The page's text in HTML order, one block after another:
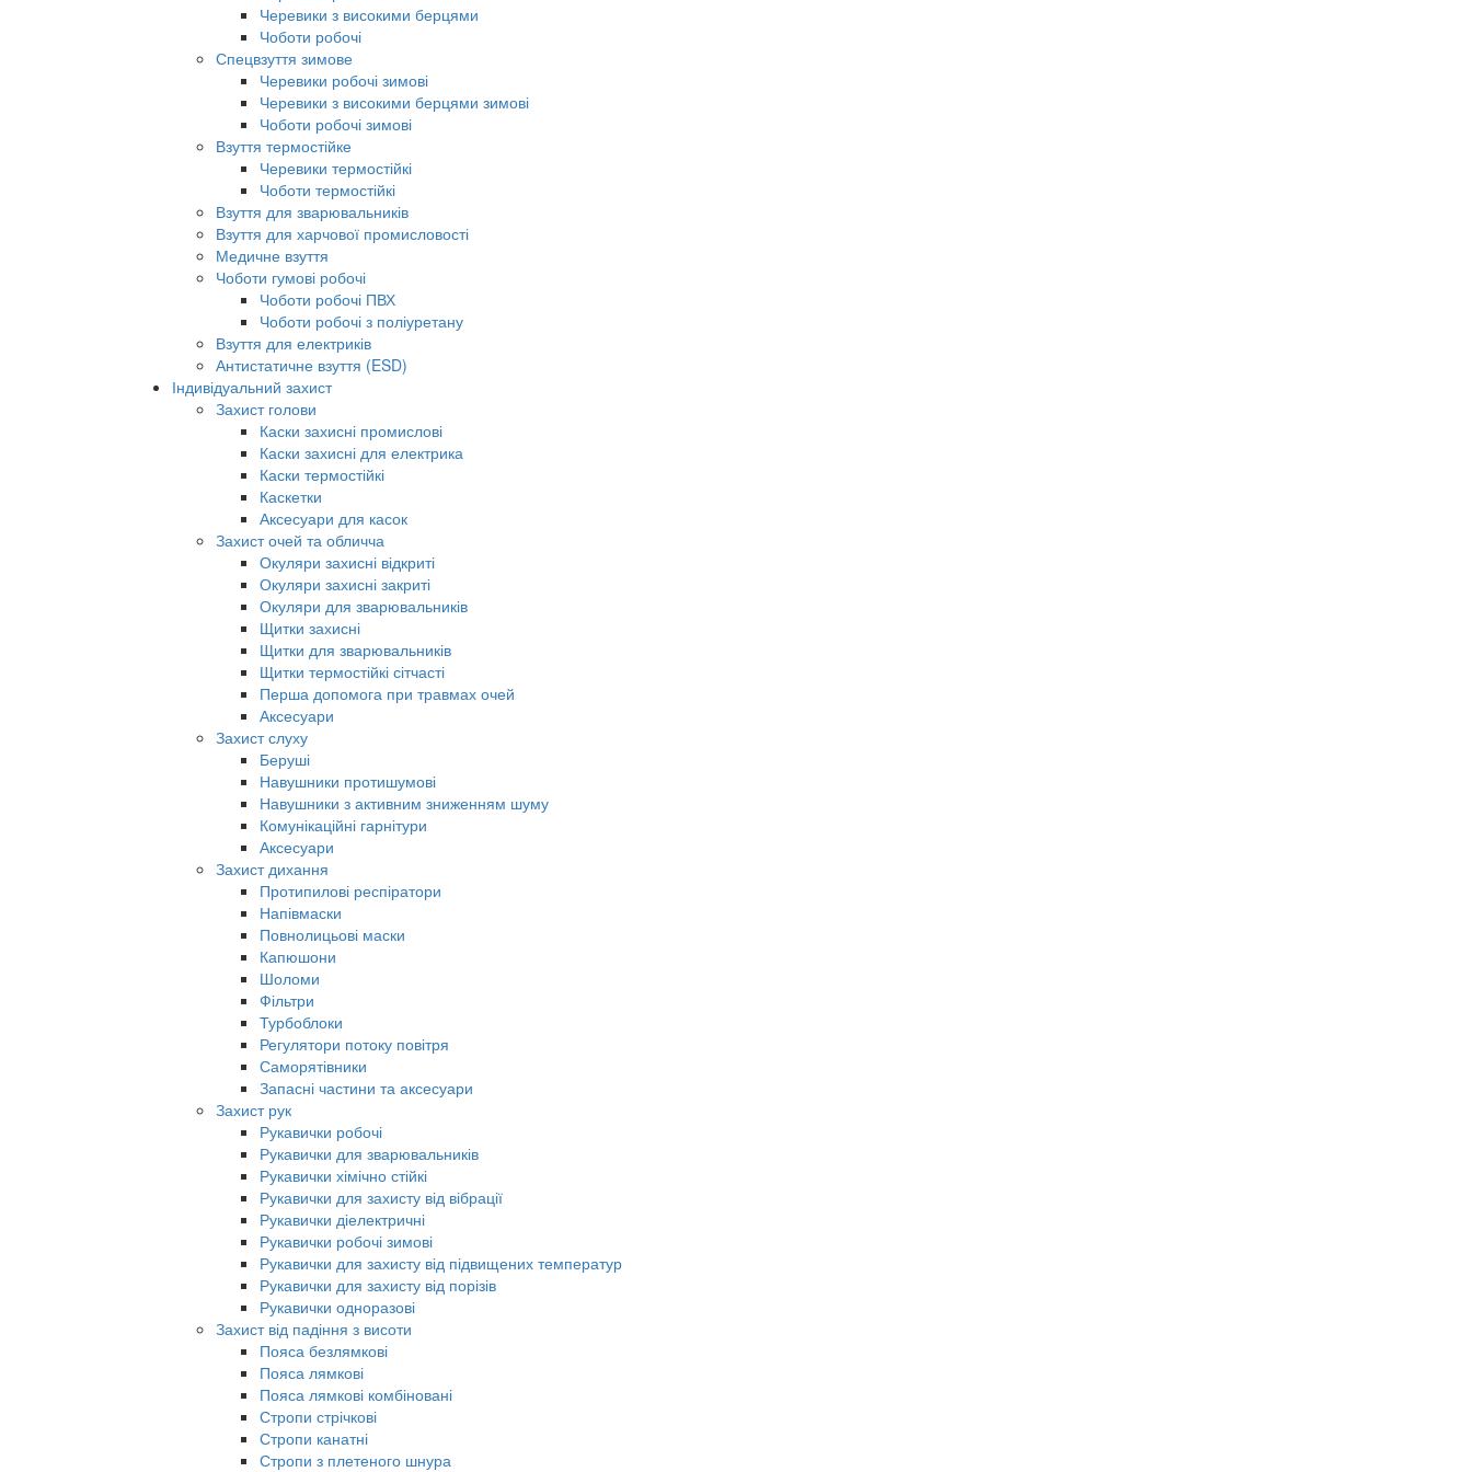
Черевики з високими берцями
Чоботи робочі
Спецвзуття зимове
Черевики робочі зимові
Черевики з високими берцями зимові
Чоботи робочі зимові
Взуття термостійке
Черевики термостійкі
Чоботи термостійкі
Взуття для зварювальників
Взуття для харчової промисловості
Медичне взуття
Чоботи гумові робочі
Чоботи робочі ПВХ
Чоботи робочі з поліуретану
Взуття для електриків
Антистатичне взуття (ESD)
Індивідуальний захист
Захист голови
Каски захисні промислові
Каски захисні для електрика
Каски термостійкі
Каскетки
Аксесуари для касок
Захист очей та обличча
Окуляри захисні відкриті
Окуляри захисні закриті
Окуляри для зварювальників
Щитки захисні
Щитки для зварювальників
Щитки термостійкі сітчасті
Перша допомога при травмах очей
Аксесуари
Захист слуху
Беруші
Навушники протишумові
Навушники з активним зниженням шуму
Комунікаційні гарнітури
Аксесуари
Захист дихання
Протипилові респіратори
Напівмаски
Повнолицьові маски
Капюшони
Шоломи
Фільтри
Турбоблоки
Регулятори потоку повітря
Саморятівники
Запасні частини та аксесуари
Захист рук
Рукавички робочі
Рукавички для зварювальників
Рукавички хімічно стійкі
Рукавички для захисту від вібрації
Рукавички діелектричні
Рукавички робочі зимові
Рукавички для захисту від підвищених температур
Рукавички для захисту від порізів
Рукавички одноразові
Захист від падіння з висоти
Пояса безлямкові
Пояса лямкові
Пояса лямкові комбіновані
Стропи стрічкові
Стропи канатні
Стропи з плетеного шнура